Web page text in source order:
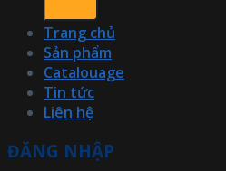
Trang chủ
Sản phẩm
Catalouage
Tin tức
Liên hệ
ĐĂNG NHẬP